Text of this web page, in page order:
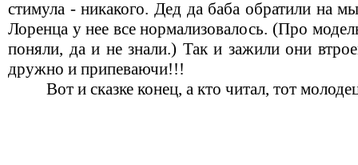
стимула - никакого. Дед да баба обратили на
Лоренца у нее все нормализовалось. (Про
поняли, да и не знали.) Так и зажили они
дружно и припеваючи!!!
Вот и сказке конец, а кто читал, тот